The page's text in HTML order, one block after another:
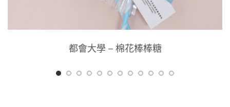
都會大學 – 棉花棒棒糖